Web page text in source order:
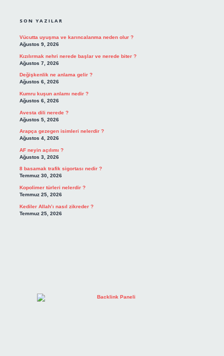
SON YAZILAR
Vücutta uyuşma ve karıncalanma neden olur ?
Ağustos 9, 2026
Kızılırmak nehri nerede başlar ve nerede biter ?
Ağustos 7, 2026
Değişkenlik ne anlama gelir ?
Ağustos 6, 2026
Kumru kuşun anlamı nedir ?
Ağustos 6, 2026
Avesta dili nerede ?
Ağustos 5, 2026
Arapça gezegen isimleri nelerdir ?
Ağustos 4, 2026
AF neyin açılımı ?
Ağustos 3, 2026
8 basamak trafik sigortası nedir ?
Temmuz 30, 2026
Kopolimer türleri nelerdir ?
Temmuz 25, 2026
Kediler Allah’ı nasıl zikreder ?
Temmuz 25, 2026